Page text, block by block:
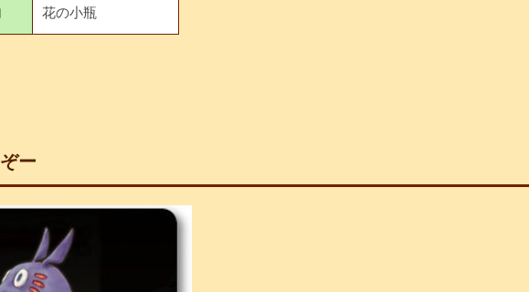
花の小瓶
ー